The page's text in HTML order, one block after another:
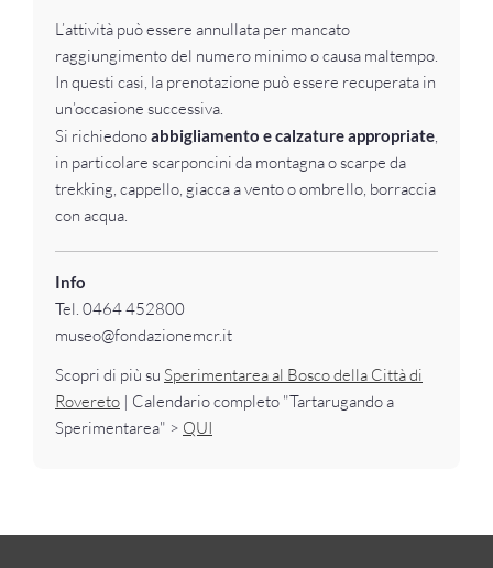
L’attività può essere annullata per mancato
raggiungimento del numero minimo o causa maltempo.
In questi casi, la prenotazione può essere recuperata in
un’occasione successiva.
Si richiedonoabbigliamento e calzature appropriate
in particolare scarponcini da montagna o scarpe da
trekking, cappello, giacca a vento o ombrello, borraccia
con acqua.
Info
Tel. 0464 452800
museo@fondazionemcr.it
Scopri di più su Sperimentarea al Bosco della Città di
Rovereto | Calendario completo "Tartarugando a
Sperimentarea" > QUI